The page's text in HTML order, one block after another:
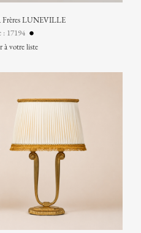
LUNEVILLE
: 17194
à votre liste